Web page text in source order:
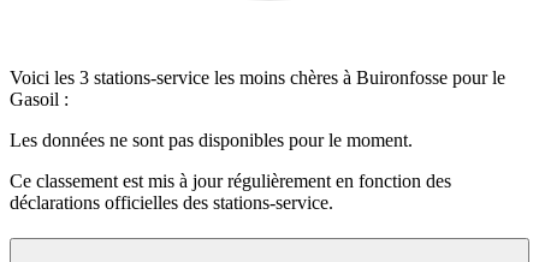
Voici les 3 stations-service les moins chères à Buironfosse pour le
Gasoil :
Les données ne sont pas disponibles pour le moment.
Ce classement est mis à jour régulièrement en fonction des
déclarations officielles des stations-service.